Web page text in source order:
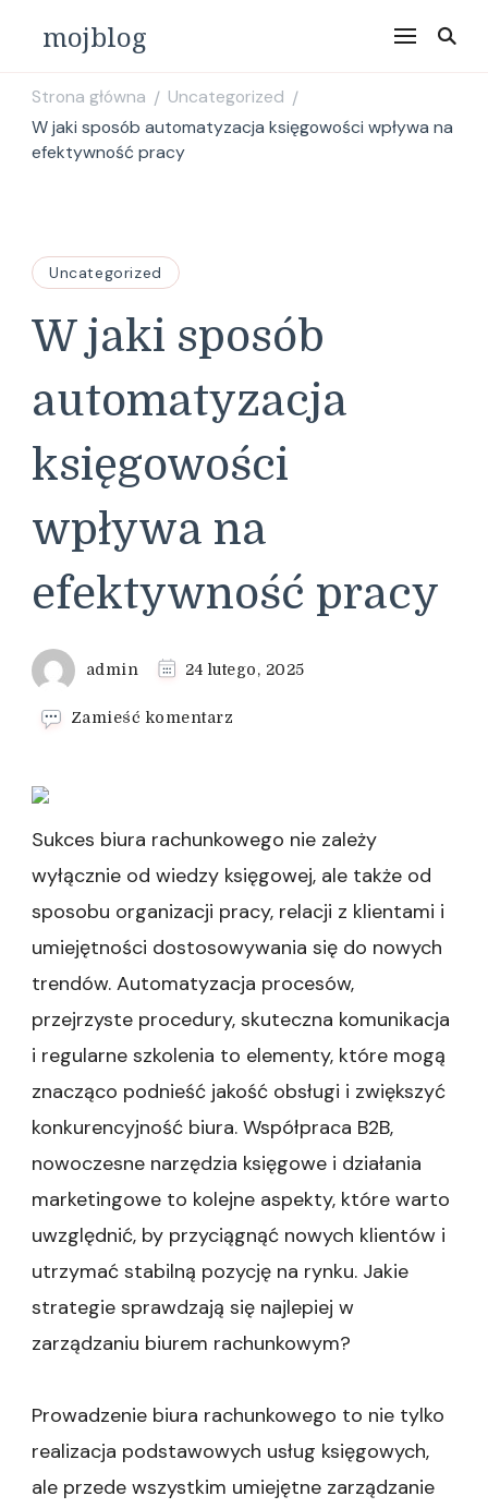
mojblog
Strona główna / Uncategorized /
W jaki sposób automatyzacja księgowości wpływa na
efektywność pracy
Uncategorized
W jaki sposób
automatyzacja
księgowości
wpływa na
efektywność pracy
admin 24 lutego, 2025
Zamieść komentarz
automatyzacja
księgowości
wpływa
efektywność
pracy
Sukces biura rachunkowego nie zależy
wyłącznie od wiedzy księgowej, ale także od
sposobu organizacji pracy, relacji z klientami i
umiejętności dostosowywania się do nowych
trendów. Automatyzacja procesów,
przejrzyste procedury, skuteczna komunikacja
i regularne szkolenia to elementy, które mogą
znacząco podnieść jakość obsługi i zwiększyć
konkurencyjność biura. Współpraca B2B,
nowoczesne narzędzia księgowe i działania
marketingowe to kolejne aspekty, które warto
uwzględnić, by przyciągnąć nowych klientów i
utrzymać stabilną pozycję na rynku. Jakie
strategie sprawdzają się najlepiej w
zarządzaniu biurem rachunkowym?
Prowadzenie biura rachunkowego to nie tylko
realizacja podstawowych usług księgowych,
ale przede wszystkim umiejętne zarządzanie